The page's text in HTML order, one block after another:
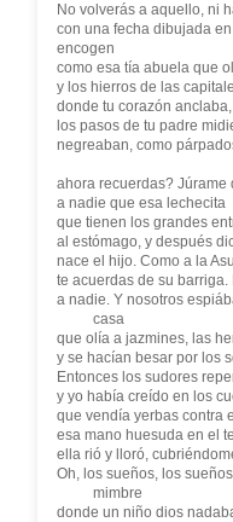
No volverás a aquello, ni
con una fecha dibujada
encogen
como esa tía abuela que
y los hierros de las
donde tu corazón
los pasos de tu padre
negreaban, como
ahora recuerdas?
a nadie que esa lechecita
que tienen los grandes
al estómago, y después
nace el hijo. Como a la
te acuerdas de su barriga.
a nadie. Y nosotros
casa
que olía a jazmines, las
y se hacían besar por los
Entonces los sudores
y yo había creído en los
que vendía yerbas contra
esa mano huesuda en el
ella rió y lloró,
Oh, los sueños, los
mimbre
donde un niño dios